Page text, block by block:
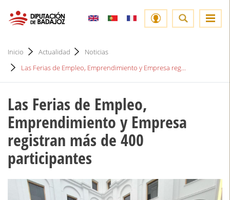
Inicio Actualidad
Noticias
Las Ferias de Empleo, Emprendimiento y Empresa reg...
Las Ferias de Empleo,
Emprendimiento y Empresa
registran más de 400
participantes